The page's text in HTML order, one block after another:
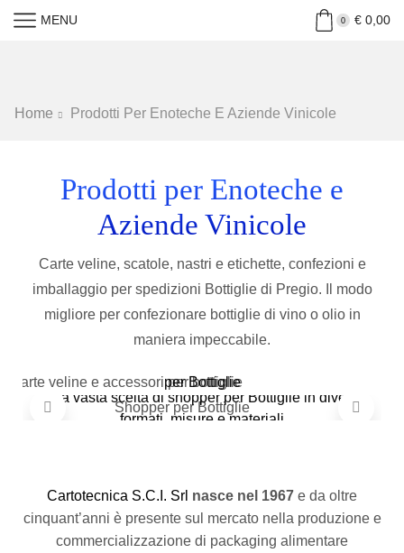
MENU 0 €0,00
Home Prodotti Per Enoteche E Aziende Vinicole
Prodotti per Enoteche e
Aziende Vinicole
Carte veline, scatole, nastri e etichette, confezioni e
imballaggio per spedizioni Bottiglie di Pregio. Il modo
migliore per confezionare bottiglie di vino o olio in
maniera impeccabile.
CARTE VELINE E ACCESSORI
per Bottiglie
SHOPPER PORTA BOTTIGLIE E
Una vasta scelta di shopper per Bottiglie in diversi
formati, misure e materiali
Cartotecnica S.C.I. Srl nasce nel 1967 e da oltre
cinquant’anni è presente sul mercato nella produzione e
commercializzazione di packaging alimentare